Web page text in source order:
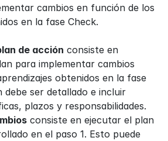
cambios en función de los
en la fase Check.
de acción consiste en
para implementar cambios
obtenidos en la fase
debe ser detallado e incluir
plazos y responsabilidades.
consiste en ejecutar el plan
en el paso 1. Esto puede